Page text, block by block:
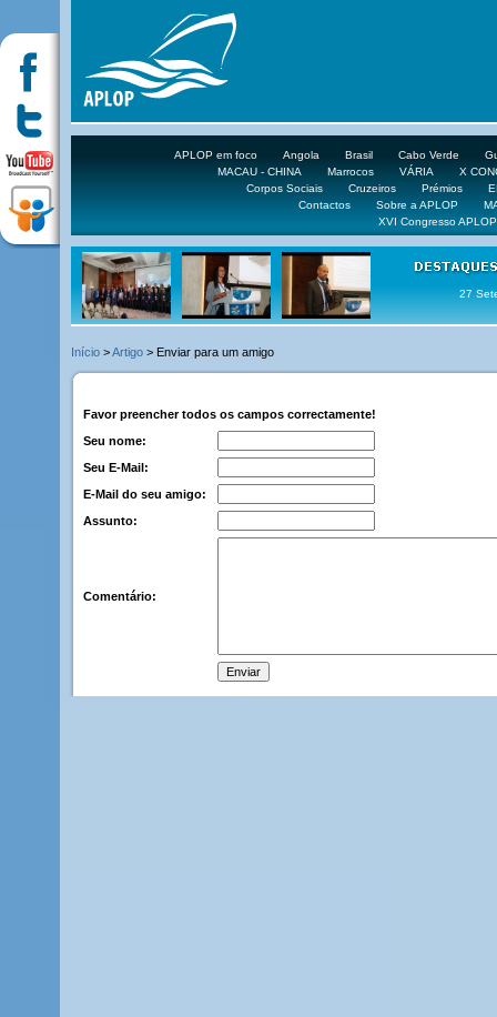
APLOP em foco Angola Brasil Cabo Verde
MACAU - CHINA
Marrocos VÁRIA
X
Corpos Sociais
Cruzeiros Prémios
Contactos
Sobre a APLOP
XVI Congresso APLOP
27
Início >Artigo > Enviar para um amigo
Favor preencher todos os campos correctamente!
Seu nome:
Seu E-Mail:
E-Mail do seu amigo:
Assunto:
Comentário: